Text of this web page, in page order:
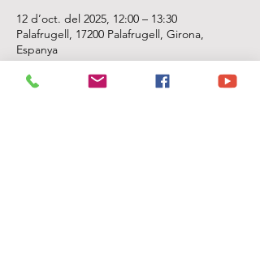
12 d’oct. del 2025, 12:00 – 13:30
Palafrugell, 17200 Palafrugell, Girona,
Espanya